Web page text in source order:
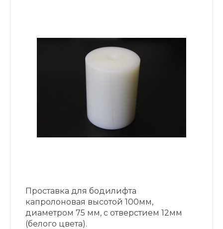
Проставка для бодилифта
капролоновая высотой 100мм,
диаметром 75 мм, с отверстием 12мм
(белого цвета).